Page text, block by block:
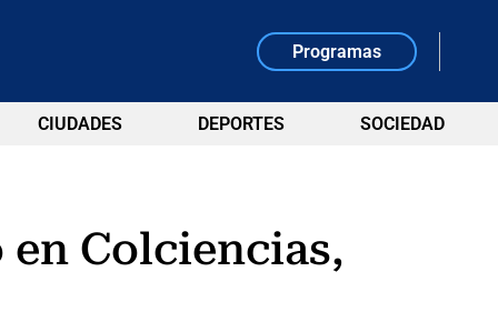
Programas
CIUDADES DEPORTES SOCIEDAD
Colciencias,